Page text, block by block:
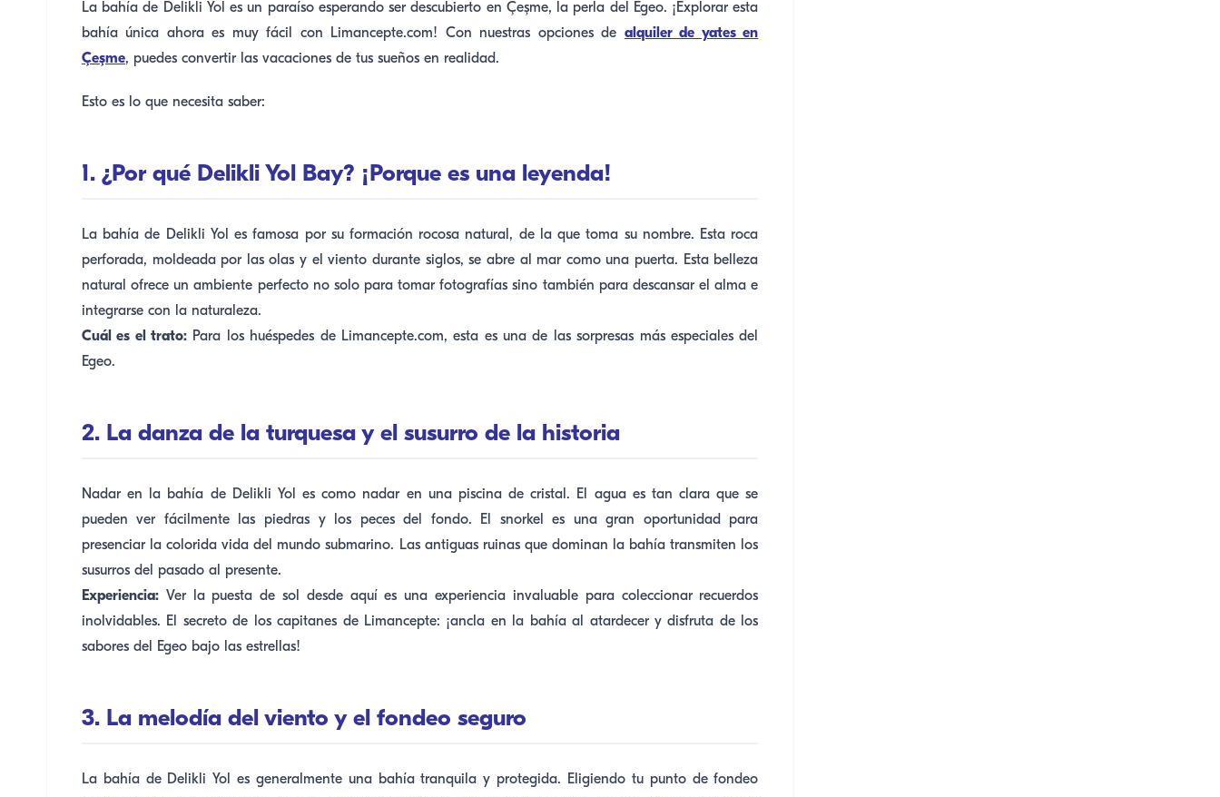
La bahía de Delikli Yol es un paraíso esperando ser descubierto en Çeşme, la perla del Egeo. ¡Explorar esta
bahía única ahora es muy fácil con Limancepte.com! Con nuestras opciones de alquiler de yates en
Çeşme, puedes convertir las vacaciones de tus sueños en realidad.
Esto es lo que necesita saber:
1. ¿Por qué Delikli Yol Bay? ¡Porque es una leyenda!
La bahía de Delikli Yol es famosa por su formación rocosa natural, de la que toma su nombre. Esta roca
perforada, moldeada por las olas y el viento durante siglos, se abre al mar como una puerta. Esta belleza
natural ofrece un ambiente perfecto no solo para tomar fotografías sino también para descansar el alma e
integrarse con la naturaleza.
Cuál es el trato: Para los huéspedes de Limancepte.com, esta es una de las sorpresas más especiales del
Egeo.
2. La danza de la turquesa y el susurro de la historia
Nadar en la bahía de Delikli Yol es como nadar en una piscina de cristal. El agua es tan clara que se
pueden ver fácilmente las piedras y los peces del fondo. El snorkel es una gran oportunidad para
presenciar la colorida vida del mundo submarino. Las antiguas ruinas que dominan la bahía transmiten los
susurros del pasado al presente.
Experiencia:Ver la puesta de sol desde aquí es una experiencia invaluable para coleccionar recuerdos
inolvidables. El secreto de los capitanes de Limancepte: ¡ancla en la bahía al atardecer y disfruta de los
sabores del Egeo bajo las estrellas!
3. La melodía del viento y el fondeo seguro
La bahía de Delikli Yol es generalmente una bahía tranquila y protegida. Eligiendo tu punto de fondeo